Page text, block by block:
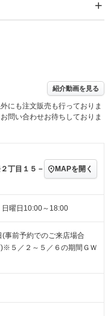
センターデフロック
キーレス
バックカメラ
－ 電動格納サードシート
紹介動画を見る
にも注文販売も行っておりま
問い合わせお待ちしておりま
丁目１５－
MAPを開く
曜日10:00～18:00
事前予約でのご来店場合
５／２～５／６の期間ＧＷ